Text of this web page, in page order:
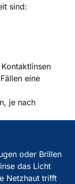
sind:
eine
je nach
oder Brillen
das Licht
Netzhaut trifft